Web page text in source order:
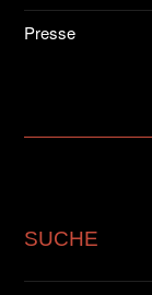
Presse
SUCHE